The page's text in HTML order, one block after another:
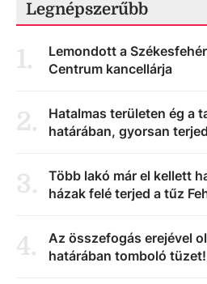
Legnépszerűbb
1.
Lemondott a
Centrum kancellárja
2.
Hatalmas területen ég a
határában, gyorsan
3.
Több lakó már el kellett
házak felé terjed a tűz
4.
Az összefogás erejével
határában tomboló tüzet!